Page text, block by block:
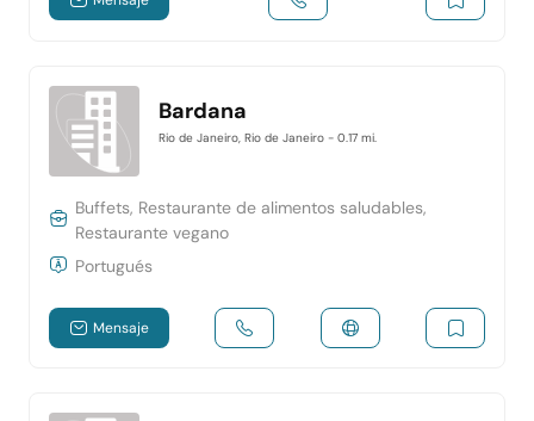
Bardana
Rio de Janeiro, Rio de Janeiro - 0.17 mi.
Buffets, Restaurante de alimentos saludables,
Restaurante vegano
Portugués
Mensaje